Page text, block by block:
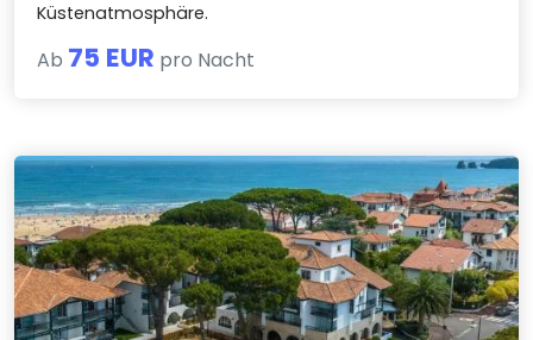
Küstenatmosphäre.
Ab 75 EUR pro Nacht